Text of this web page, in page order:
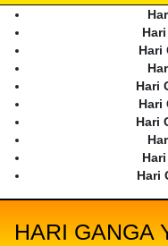
Hari
Hari
Hari
Hari
Hari
HARI GANGA